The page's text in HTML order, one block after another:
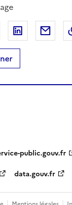
sur Facebook
Partager sur X
Partager
public.gouv.fr
data.gouv.fr